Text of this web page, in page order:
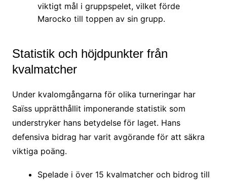
viktigt mål i gruppspelet, vilket förde
Marocko till toppen av sin grupp.
Statistik och höjdpunkter från
kvalmatcher
Under kvalomgångarna för olika turneringar har
Saïss upprätthållit imponerande statistik som
understryker hans betydelse för laget. Hans
defensiva bidrag har varit avgörande för att säkra
viktiga poäng.
Spelade i över 15 kvalmatcher och bidrog till